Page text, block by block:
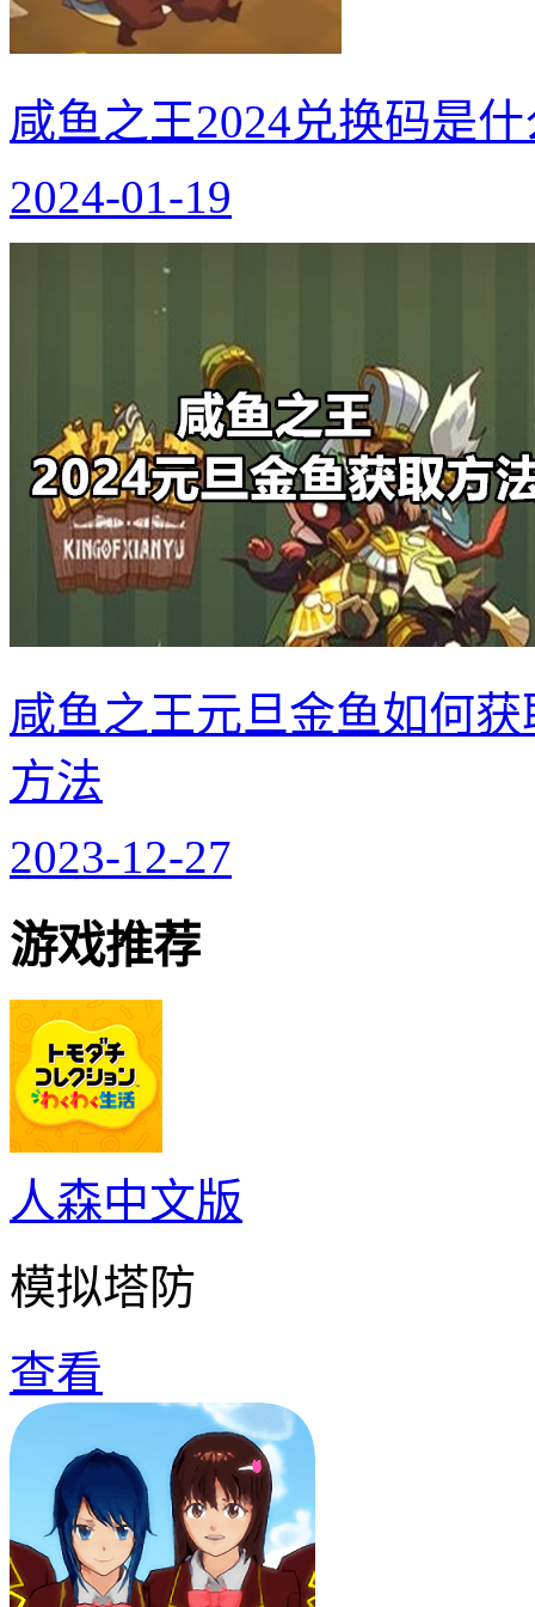
咸鱼之王2024兑换码是
2024-01-19
咸鱼之王元旦金鱼如何
方法
2023-12-27
游戏推荐
人森中文版
模拟塔防
查看